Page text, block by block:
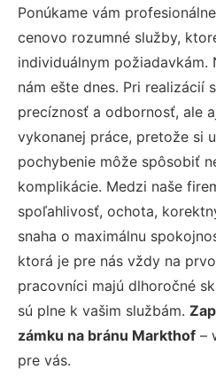
Ponúkame vám
cenovo rozumné služby,
individuálnym požiadavkám.
nám ešte dnes. Pri realizácií
precíznosť a odbornosť, ale
vykonanej práce, pretože si
pochybenie môže spôsobiť
komplikácie. Medzi naše
spoľahlivosť, ochota,
snaha o maximálnu
ktorá je pre nás vždy na
pracovníci majú dlhoročné
sú plne k vašim službám.
zámku na bránu Markthof –
pre vás.